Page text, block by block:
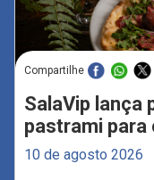
Compartilhe
SalaVip lança
pastrami para
10 de agosto 2026